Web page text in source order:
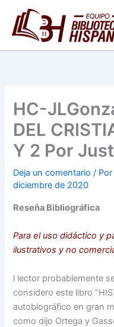
contenido
HC-
DEL
Y 2 Por
Deja un comentario /
diciembre de 2020
Reseña Bibliográfica
Para el uso didáctico y
ilustrativos y no
l lector probablemente
considero este libro
autobiográfico en gran
como dijo Ortega y